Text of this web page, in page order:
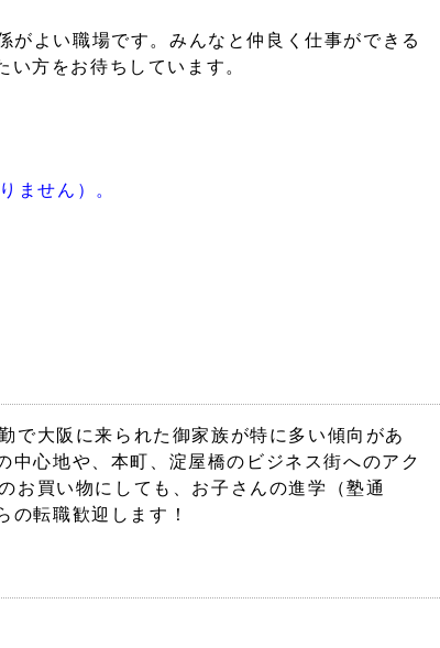
がよい職場です。みんなと仲良く仕事ができる
方をお待ちしています。
ません）。
で大阪に来られた御家族が特に多い傾向があ
心地や、本町、淀屋橋のビジネス街へのアク
お買い物にしても、お子さんの進学（塾通
転職歓迎します！